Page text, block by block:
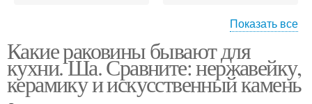
Раковина для кухни Раковины для кухни
Показать все
Какие раковины бывают для
кухни. Ша. Сравните: нержавейку,
керамику и искусственный камень